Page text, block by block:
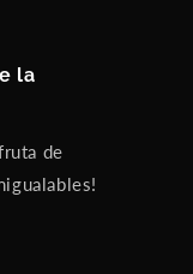
la
de